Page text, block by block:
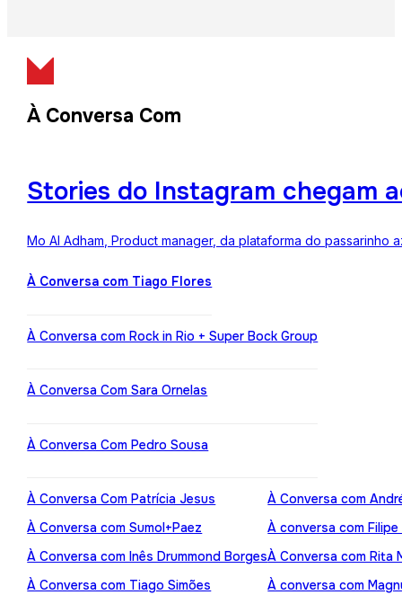
À Conversa Com
Stories do Instagram chegam
Mo Al Adham, Product manager, da plataforma do
À Conversa com Tiago Flores
À Conversa com Rock in Rio + Super Bock Group
À Conversa Com Sara Ornelas
À Conversa Com Pedro Sousa
À Conversa Com Patrícia Jesus
À Conversa com Sumol+Paez
À Conversa com Inês Drummond Borges
À Conversa com Tiago Simões
À Conversa com
À conversa com Filipe
À Conversa com Rita
À conversa com